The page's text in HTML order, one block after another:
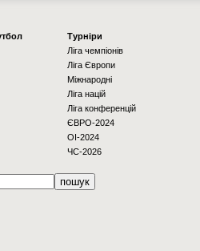
Турніри
Ліга чемпіонів
Ліга Європи
Міжнародні
Ліга націй
Ліга конференцій
ЄВРО-2024
OI-2024
ЧС-2026